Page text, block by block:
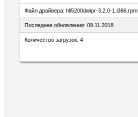
Файл драйвера: hll5200dwlpr-3.2.0-1.i386.rpm
Последнее обновление: 09.11.2018
Количество загрузок: 4